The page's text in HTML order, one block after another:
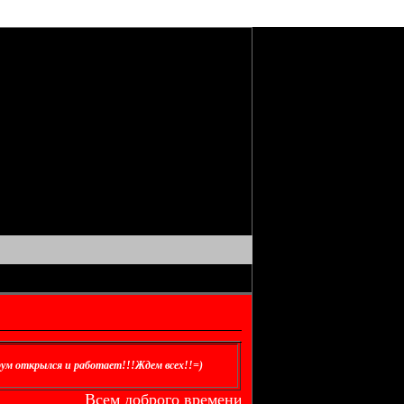
открылся и работает!!!Ждем всех!!=)
Всем доброго времени суток!! Приветствуем вас на